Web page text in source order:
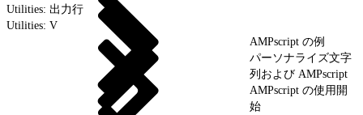
Utilities: 出力行
Utilities: V
AMPscript の例
パーソナライズ文字
列および AMPscript
AMPscript の使用開
始